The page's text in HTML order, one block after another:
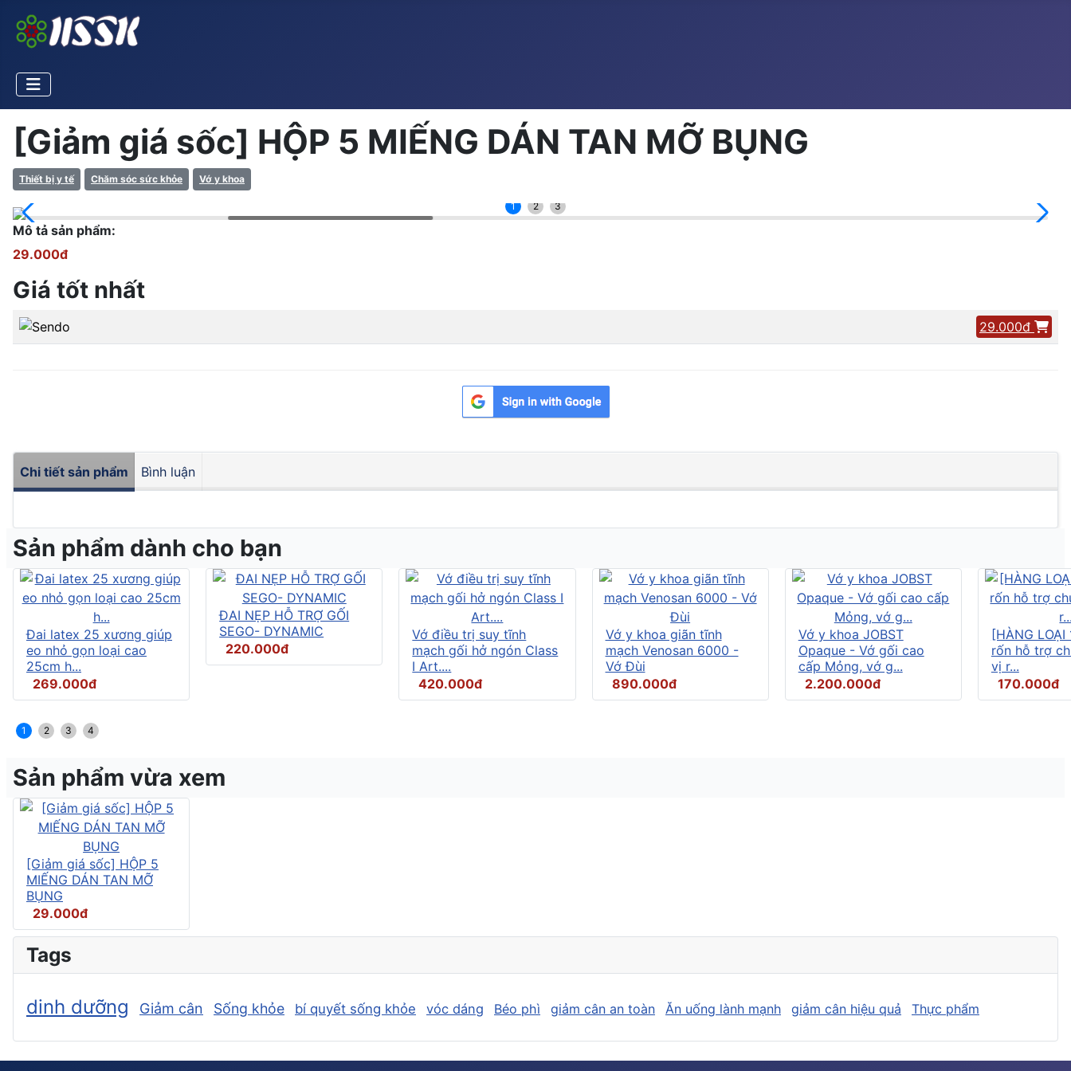
[Giảm giá sốc] HỘP 5 MIẾNG DÁN TAN MỠ BỤNG
Thiết bị y tế Chăm sóc sức khỏe Vớ y khoa
1 2 3
Mô tả sản phẩm:
29.000đ
Giá tốt nhất
29.000đ
Chi tiết sản phẩm Bình luận
Sản phẩm dành cho bạn
Đai latex 25 xương giúp
eo nhỏ gọn loại cao
25cm h...
269.000đ
ĐAI NẸP HỖ TRỢ GỐI
SEGO- DYNAMIC
220.000đ
Vớ điều trị suy tĩnh
mạch gối hở ngón Class
I Art....
420.000đ
Vớ y khoa giãn tĩnh
mạch Venosan 6000 -
Vớ Đùi
890.000đ
Vớ y khoa JOBST
Opaque - Vớ gối cao
cấp Mỏng, vớ g...
2.200.000đ
[HÀNG
rốn hỗ trợ
vị r...
170.000đ
1 2 3 4
Sản phẩm vừa xem
[Giảm giá sốc] HỘP 5
MIẾNG DÁN TAN MỠ
BỤNG
29.000đ
Tags
dinh dưỡng Giảm cân Sống khỏe bí quyết sống khỏe vóc dáng Béo phì giảm cân an toàn Ăn uống lành mạnh giảm cân hiệu quả Thực phẩm